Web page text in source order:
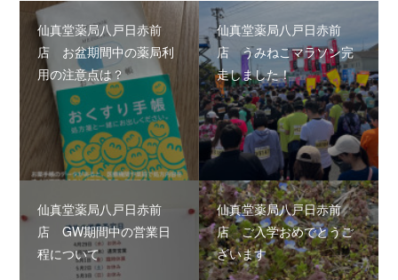
仙真堂薬局八戸日赤前
店 お盆期間中の薬局利
用の注意点は？
仙真堂薬局八戸日赤前
店 うみねこマラソン完
走しました！
仙真堂薬局八戸日赤前
店 GW期間中の営業日
程について
仙真堂薬局八戸日赤前
店 ご入学おめでとうご
ざいます